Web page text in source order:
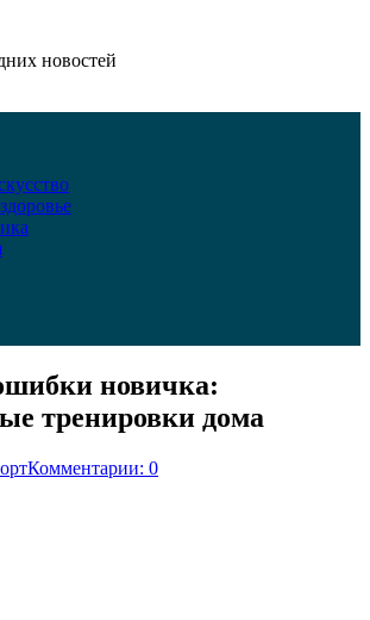
новостей
новичка:
тренировки дома
Комментарии: 0